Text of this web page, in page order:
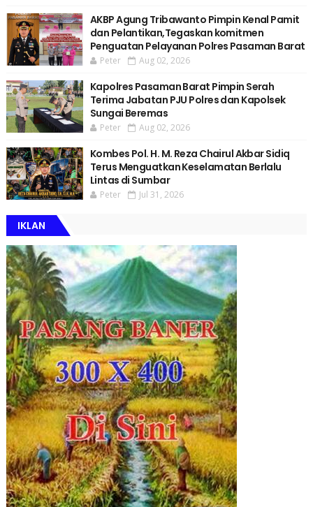
AKBP Agung Tribawanto Pimpin Kenal Pamit
dan Pelantikan,Tegaskan komitmen
Penguatan Pelayanan Polres Pasaman Barat
Peter Aug 02, 2026
Kapolres Pasaman Barat Pimpin Serah
Terima Jabatan PJU Polres dan Kapolsek
Sungai Beremas
Peter Aug 02, 2026
Kombes Pol. H. M. Reza Chairul Akbar Sidiq
Terus Menguatkan Keselamatan Berlalu
Lintas di Sumbar
Peter Jul 31, 2026
IKLAN